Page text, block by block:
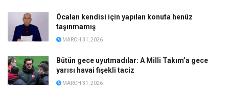
Öcalan kendisi için yapılan konuta henüz
taşınmamış
MARCH 31, 2026
Bütün gece uyutmadılar: A Milli Takım’a gece
yarısı havai fişekli taciz
MARCH 31, 2026